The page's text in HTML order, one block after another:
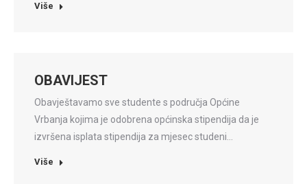
Više
OBAVIJEST
Obavještavamo sve studente s područja Općine
Vrbanja kojima je odobrena općinska stipendija da je
izvršena isplata stipendija za mjesec studeni…
Više